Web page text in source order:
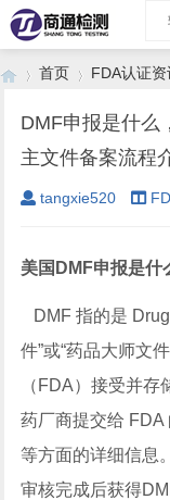
›
首页
›
FDA认证资
DMF申报是什么
主文件备案流程
tangxie520
美国DMF申报是什
DMF 指的是
件”或“药品大师文
（FDA）接受并
药厂商提交给 FDA
等方面的详细信息
审核完成后获得